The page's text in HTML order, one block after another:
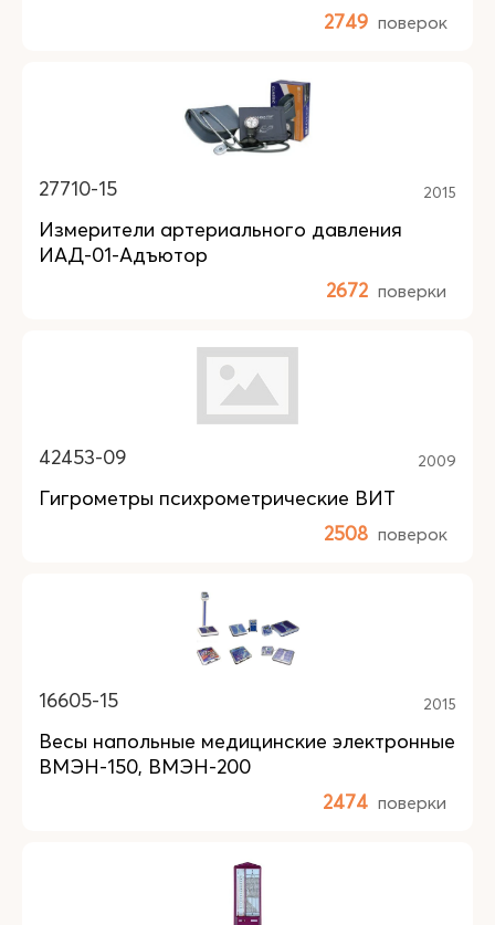
2749 поверок
27710-15 2015
Измерители артериального давления
ИАД-01-Адъютор
2672 поверки
42453-09 2009
Гигрометры психрометрические ВИТ
2508 поверок
16605-15 2015
Весы напольные медицинские электронные
ВМЭН-150, ВМЭН-200
2474 поверки